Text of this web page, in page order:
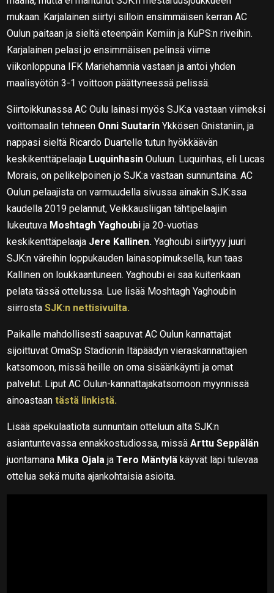
mukaan. Karjalainen siirtyi silloin ensimmäisen kerran AC
Oulun paitaan ja sieltä eteenpäin Kemiin ja KuPS:n riveihin.
Karjalainen pelasi jo ensimmäisen pelinsä viime
viikonloppuna IFK Mariehamnia vastaan ja antoi yhden
maalisyötön 3-1 voittoon päättyneessä pelissä.
Siirtoikkunassa AC Oulu lainasi myös SJK:a vastaan viimeksi
voittomaalin tehneen Onni Suutarin Ykkösen Gnistaniin, ja
nappasi sieltä Ricardo Duartelle tutun hyökkäävän
keskikenttäpelaaja Luquinhasin Ouluun. Luquinhas, eli Lucas
Morais, on pelikelpoinen jo SJK:a vastaan sunnuntaina. AC
Oulun pelaajista on varmuudella sivussa ainakin SJK:ssa
kaudella 2019 pelannut, Veikkausliigan tähtipelaajiin
lukeutuva Moshtagh Yaghoubi ja 20-vuotias
keskikenttäpelaaja Jere Kallinen.Yaghoubi siirtyyy juuri
SJK:n väreihin loppukauden lainasopimuksella, kun taas
Kallinen on loukkaantuneen. Yaghoubi ei saa kuitenkaan
pelata tässä ottelussa. Lue lisää Moshtagh Yaghoubin
siirrostaSJK:n nettisivuilta.
Paikalle mahdollisesti saapuvat AC Oulun kannattajat
sijoittuvat OmaSp Stadionin Itäpäädyn vieraskannattajien
katsomoon, missä heille on oma sisäänkäynti ja omat
palvelut. Liput AC Oulun-kannattajakatsomoon myynnissä
ainoastaantästä linkistä.
Lisää spekulaatiota sunnuntain otteluun alta SJK:n
asiantuntevassa ennakkostudiossa, missäArttu Seppälän
juontamana Mika Ojala jaTero Mäntylä käyvät läpi tulevaa
ottelua sekä muita ajankohtaisia asioita.